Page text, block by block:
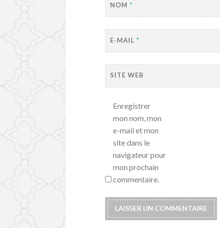
NOM*
E-MAIL*
SITE WEB
Enregistrer
mon nom, mon
e-mail et mon
site dans le
navigateur pour
mon prochain
commentaire.